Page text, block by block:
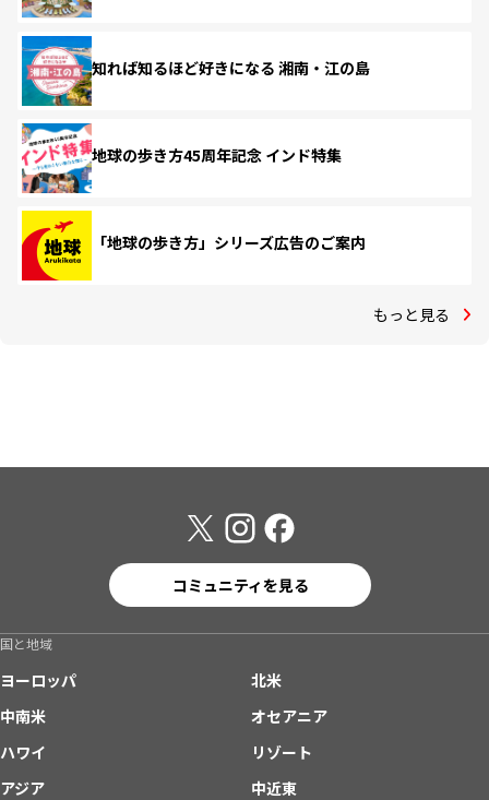
知れば知るほど好きになる 湘南・江の島
地球の歩き方45周年記念 インド特集
「地球の歩き方」シリーズ広告のご案内
もっと見る
コミュニティを見る
国と地域
ヨーロッパ
北米
中南米
オセアニア
ハワイ
リゾート
アジア
中近東